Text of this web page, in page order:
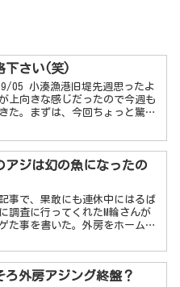
下さい(笑)
05 小湊漁港旧堤先週思ったよ
上向きな感じだったので今週も
た。まずは、今回ちょっと驚い
場でお会いしていて、先週久々
「ブログ見てます」と言われ
やってた...
アジは幻の魚になったの
事で、果敢にも連休中にはるば
調査に行ってくれたM輪さんが
た事を書いた。外房をホームと
の港では朝夕のマヅメ時に良い
きるようになってきている場所
うだ。そんな状態...
ろ外房アジング終盤？